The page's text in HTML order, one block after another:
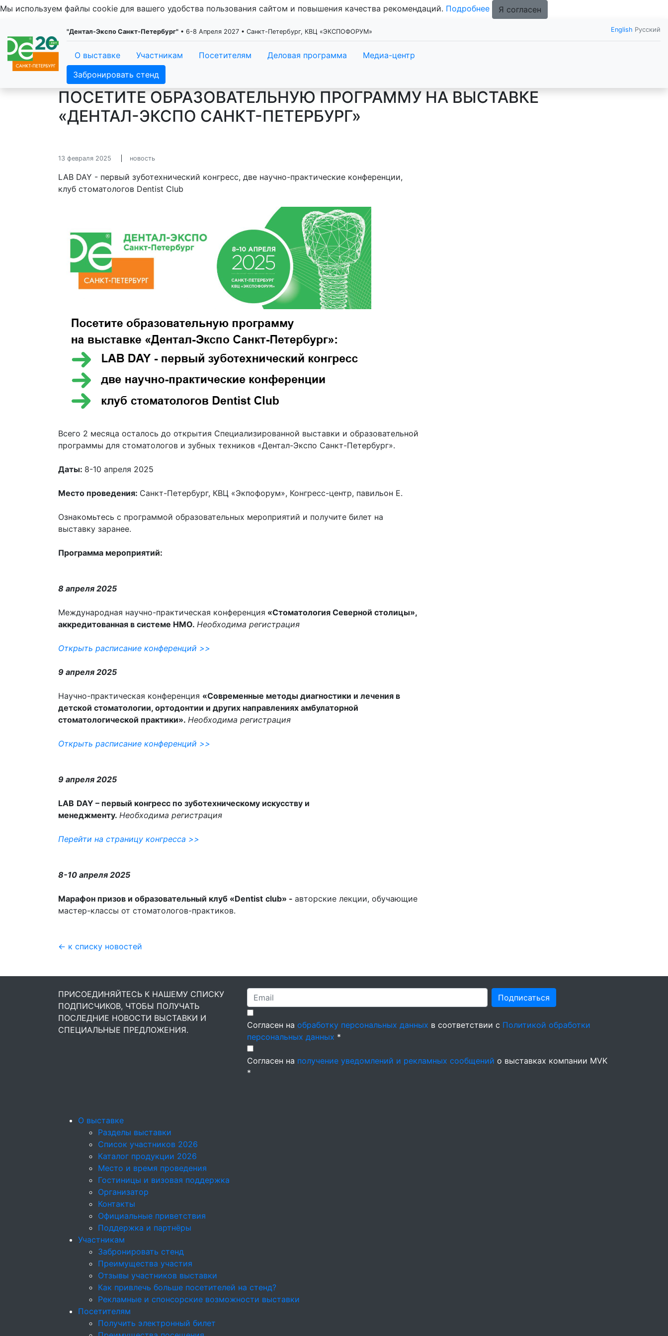
Мы используем файлы cookie для вашего удобства пользования сайтом и повышения качества рекомендаций. Подробнее Я согласен
"Дентал-Экспо Санкт-Петербург" • 6-8 Апреля 2027 • Санкт-Петербург, КВЦ «ЭКСПОФОРУМ» English Русский
О выставке Участникам Посетителям Деловая программа
Медиа-центр
Забронировать стенд
ПОСЕТИТЕ ОБРАЗОВАТЕЛЬНУЮ ПРОГРАММУ НА ВЫСТАВКЕ
«ДЕНТАЛ-ЭКСПО САНКТ-ПЕТЕРБУРГ»
13 февраля 2025 новость
LAB DAY - первый зуботехнический конгресс, две научно-практические конференции,
клуб стоматологов Dentist Club
Всего 2 месяца осталось до открытия Специализированной выставки и образовательной
программы для стоматологов и зубных техников «Дентал-Экспо Санкт-Петербург».
Даты: 8-10 апреля 2025
Место проведения: Санкт-Петербург, КВЦ «Экпофорум», Конгресс-центр, павильон E.
Ознакомьтесь с программой образовательных мероприятий и получите билет на
выставку заранее.
Программа мероприятий:
8 апреля 2025
Международная научно-практическая конференция «Стоматология Северной столицы»,
аккредитованная в системе НМО. Необходима регистрация
Открыть расписание конференций >>
9 апреля 2025
Научно-практическая конференция «Современные методы диагностики и лечения в
детской стоматологии, ортодонтии и других направлениях амбулаторной
стоматологической практики». Необходима регистрация
Открыть расписание конференций >>
9 апреля 2025
LAB DAY – первый конгресс по зуботехническому искусству и
менеджменту. Необходима регистрация
Перейти на страницу конгресса >>
8-10 апреля 2025
Марафон призов и образовательный клуб «Dentist club» - авторские лекции, обучающие
мастер-классы от стоматологов-практиков.
← к списку новостей
ПРИСОЕДИНЯЙТЕСЬ К НАШЕМУ СПИСКУ
ПОДПИСЧИКОВ, ЧТОБЫ ПОЛУЧАТЬ
ПОСЛЕДНИЕ НОВОСТИ ВЫСТАВКИ И
СПЕЦИАЛЬНЫЕ ПРЕДЛОЖЕНИЯ.
Подписаться
Согласен на обработку персональных данных в соответствии с Политикой обработки
персональных данных *
Согласен на получение уведомлений и рекламных сообщений о выставках компании MVK
*
О выставке
Разделы выставки
Список участников 2026
Каталог продукции 2026
Место и время проведения
Гостиницы и визовая поддержка
Организатор
Контакты
Официальные приветствия
Поддержка и партнёры
Участникам
Забронировать стенд
Преимущества участия
Отзывы участников выставки
Как привлечь больше посетителей на стенд?
Рекламные и спонсорские возможности выставки
Посетителям
Получить электронный билет